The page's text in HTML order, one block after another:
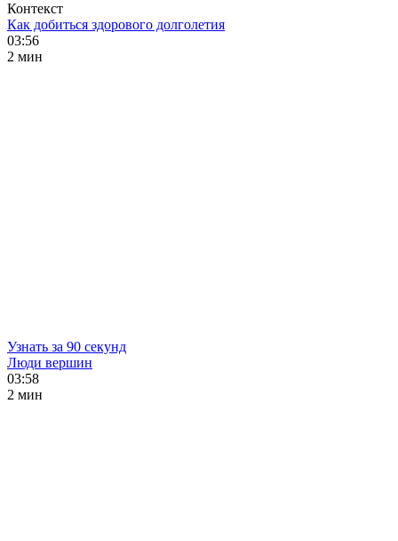
Контекст
Как добиться здорового долголетия
03:56
2 мин
Узнать за 90 секунд
Люди вершин
03:58
2 мин